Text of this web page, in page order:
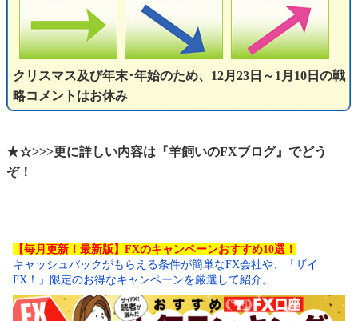
クリスマス及び年末･年始のため、12月23日～1月10日の戦
略コメントはお休み
★☆>>>更に詳しい内容は『羊飼いのFXブログ』でどう
ぞ！
【毎月更新！最新版】FXのキャンペーンおすすめ10選！
キャッシュバックがもらえる条件が簡単なFX会社や、「ザイ
FX！」限定のお得なキャンペーンを厳選して紹介。